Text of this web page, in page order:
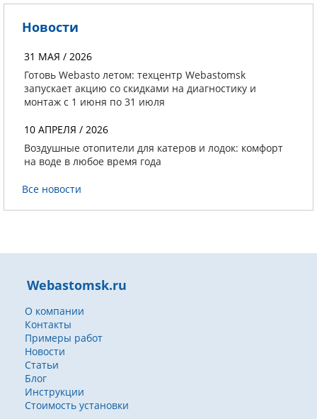
Новости
31 МАЯ / 2026
Готовь Webasto летом: техцентр Webastomsk
запускает акцию со скидками на диагностику и
монтаж с 1 июня по 31 июля
10 АПРЕЛЯ / 2026
Воздушные отопители для катеров и лодок: комфорт
на воде в любое время года
Все новости
Webastomsk.ru
О компании
Контакты
Примеры работ
Новости
Статьи
Блог
Инструкции
Стоимость установки